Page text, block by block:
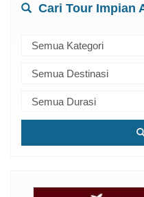
Cari Tour Impian